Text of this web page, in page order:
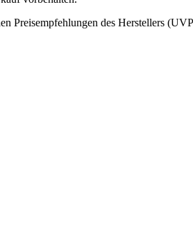
Preisempfehlungen des Herstellers